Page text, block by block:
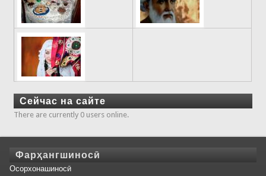
Сейчас на сайте
There are currently 0 users online.
Фарҳангшиносӣ
Осорхонашиносӣ